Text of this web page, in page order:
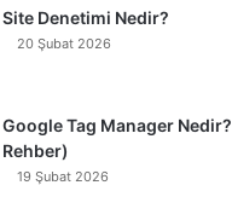
Site Denetimi Nedir?
20 Şubat 2026
Google Tag Manager
Rehber)
19 Şubat 2026